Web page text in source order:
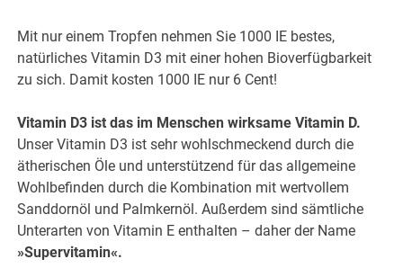
Mit nur einem Tropfen nehmen Sie 1000 IE bestes,
natürliches Vitamin D3 mit einer hohen Bioverfügbarkeit
zu sich. Damit kosten 1000 IE nur 6 Cent!
Vitamin D3 ist das im Menschen wirksame Vitamin D.
Unser Vitamin D3 ist sehr wohlschmeckend durch die
ätherischen Öle und unterstützend für das allgemeine
Wohlbefinden durch die Kombination mit wertvollem
Sanddornöl und Palmkernöl. Außerdem sind sämtliche
Unterarten von Vitamin E enthalten – daher der Name
»Supervitamin«.